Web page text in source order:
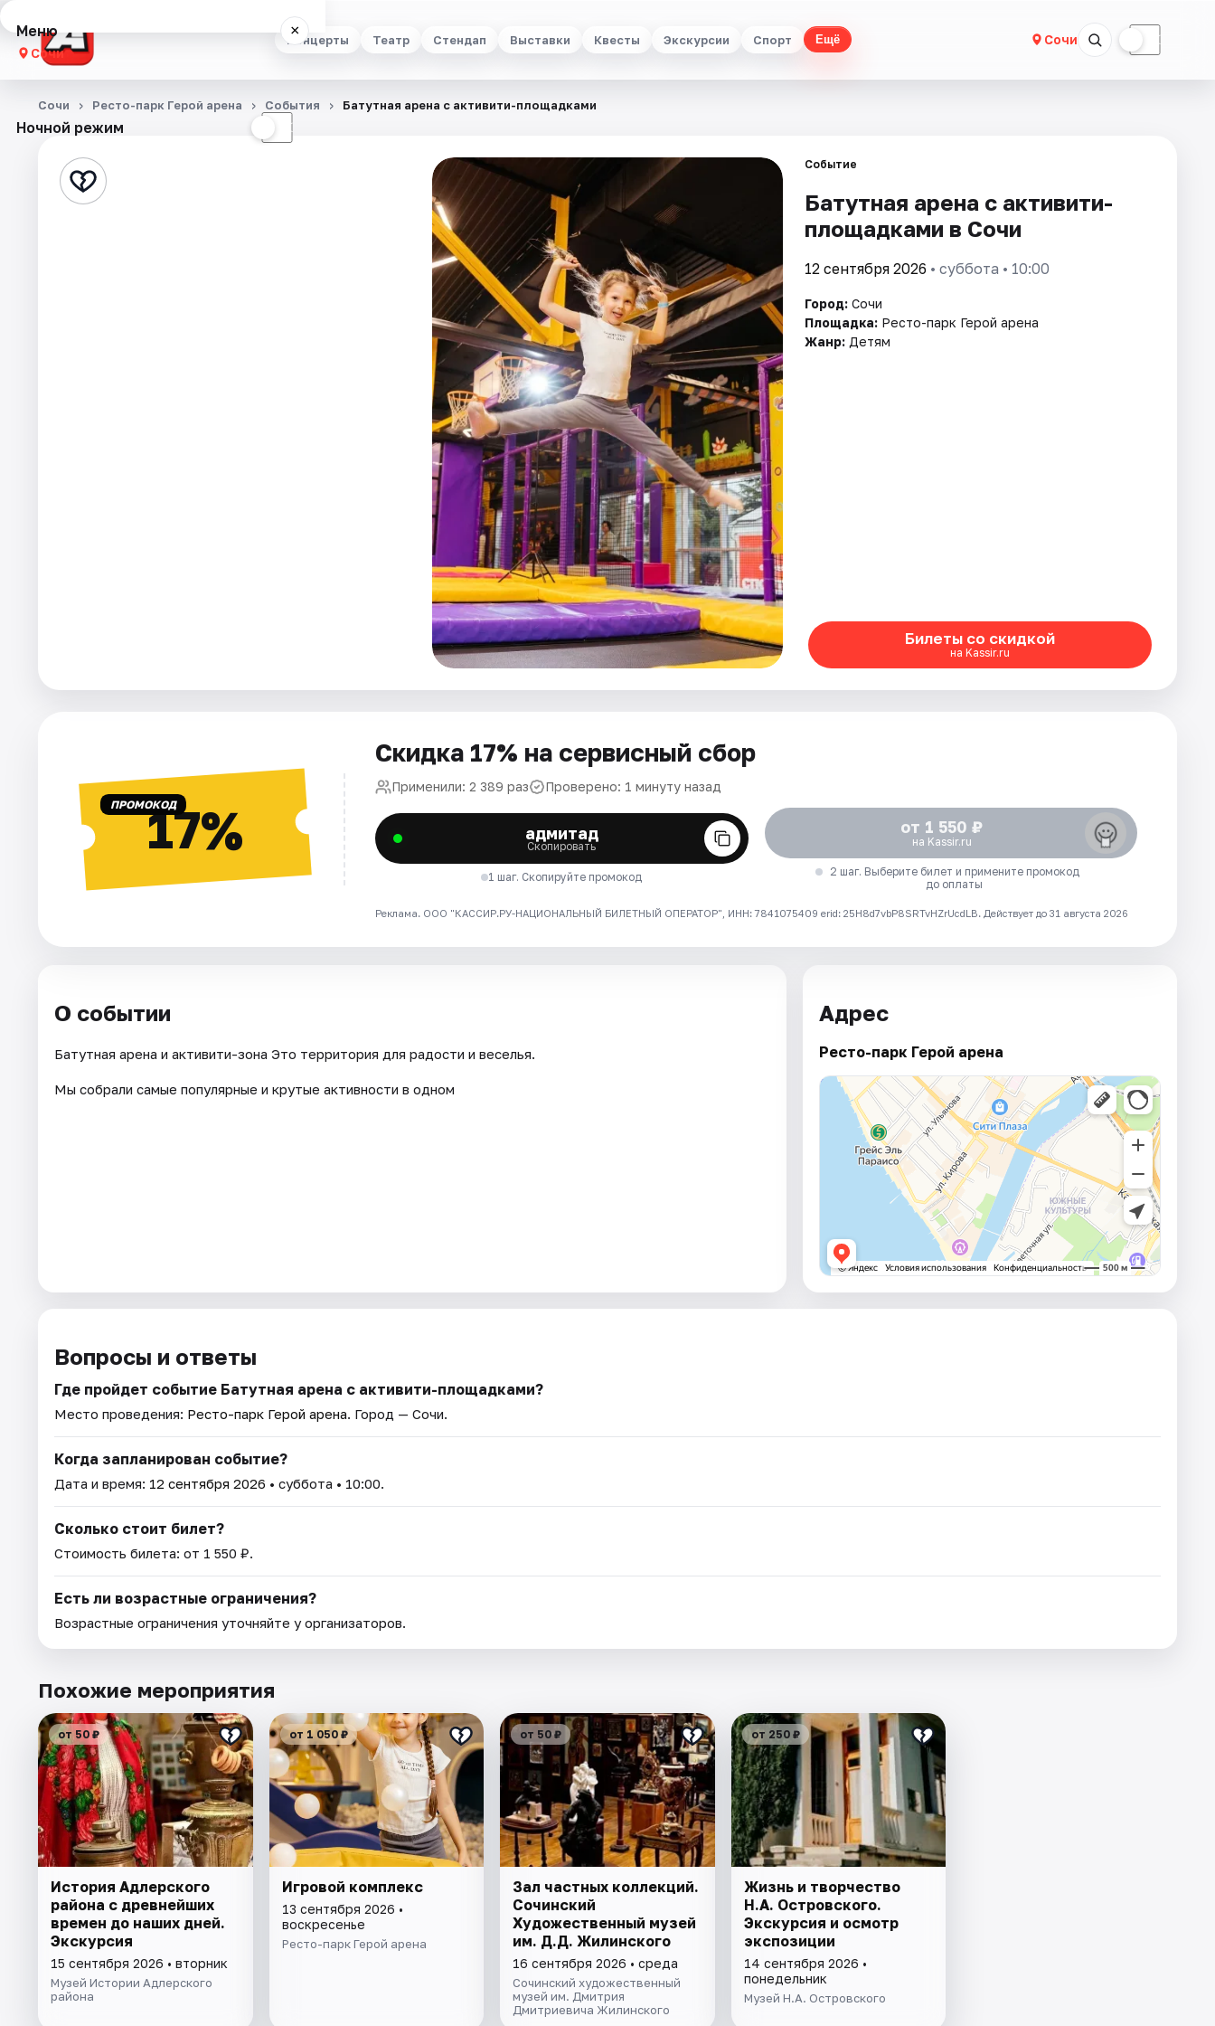
Концерты Театр Стендап Выставки Квесты Экскурсии Спорт Ещё Сочи ☾
Меню ×
Сочи
Концерты
Стендап
Ночной режим ☾
Сочи Ресто-парк Герой арена События Батутная арена с активити-площадками
Событие
Батутная арена с активити-
площадками в Сочи
12 сентября 2026 • суббота • 10:00
Город: Сочи
Площадка: Ресто-парк Герой арена
Жанр: Детям
Билеты со скидкой
на Kassir.ru
ПРОМОКОД17%
Скидка 17% на сервисный сбор
Применили: 2 389 раз Проверено: 1 минуту назад
адмитад
Скопировать
1 шаг. Скопируйте промокод
от 1 550 ₽
на Kassir.ru
2 шаг. Выберите билет и примените промокод
до оплаты
Реклама. ООО "КАССИР.РУ-НАЦИОНАЛЬНЫЙ БИЛЕТНЫЙ ОПЕРАТОР", ИНН: 7841075409 erid: 25H8d7vbP8SRTvHZrUcdLB. Действует до 31 августа 2026
О событии
Батутная арена и активити-зона Это территория для радости и веселья.
Мы собрали самые популярные и крутые активности в одном
Адрес
Ресто-парк Герой арена
Вопросы и ответы
Где пройдет событие Батутная арена с активити-площадками?
Место проведения: Ресто-парк Герой арена. Город — Сочи.
Когда запланирован событие?
Дата и время: 12 сентября 2026 • суббота • 10:00.
Сколько стоит билет?
Стоимость билета: от 1 550 ₽.
Есть ли возрастные ограничения?
Возрастные ограничения уточняйте у организаторов.
Похожие мероприятия
от 50 ₽
История Адлерского
района с древнейших
времен до наших дней.
Экскурсия
15 сентября 2026 • вторник
Музей Истории Адлерского
района
от 1 050 ₽
Игровой комплекс
13 сентября 2026 •
воскресенье
Ресто-парк Герой арена
от 50 ₽
Зал частных коллекций.
Сочинский
Художественный музей
им. Д.Д. Жилинского
16 сентября 2026 • среда
Сочинский художественный
музей им. Дмитрия
Дмитриевича Жилинского
от 250 ₽
Жизнь и творчество
Н.А. Островского.
Экскурсия и осмотр
экспозиции
14 сентября 2026 •
понедельник
Музей Н.А. Островского